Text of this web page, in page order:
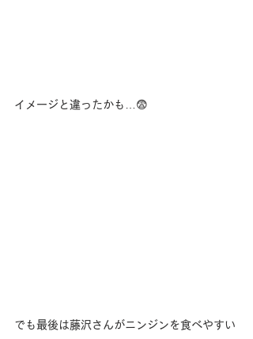
イメージと違ったかも…😨
でも最後は藤沢さんがニンジンを食べやすい